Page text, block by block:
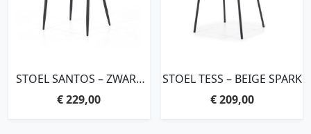
STOEL SANTOS – ZWART
COPENHAGEN
€229,00
STOEL TESS – BEIGE SPARK
€209,00